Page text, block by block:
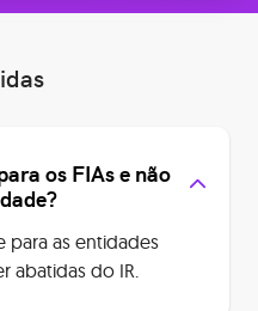
os FIAs e não
para as entidades
abatidas do IR.